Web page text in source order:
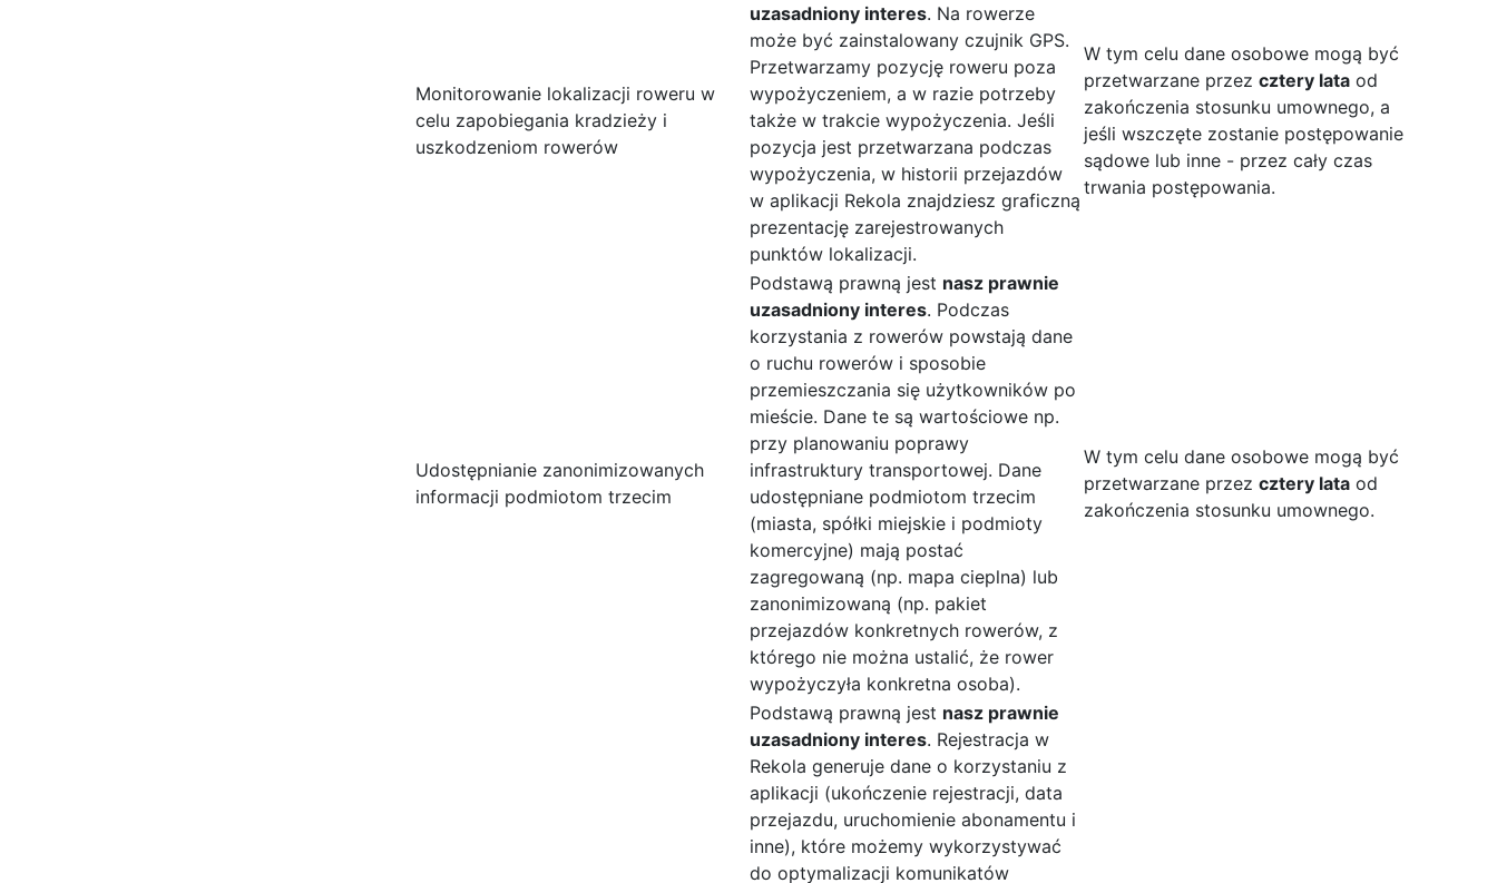
Monitorowanie lokalizacji roweru w
celu zapobiegania kradzieży i
uszkodzeniom rowerów
uzasadniony interes. Na rowerze
może być zainstalowany czujnik GPS.
Przetwarzamy pozycję roweru poza
wypożyczeniem, a w razie potrzeby
także w trakcie wypożyczenia. Jeśli
pozycja jest przetwarzana podczas
wypożyczenia, w historii przejazdów
w aplikacji Rekola znajdziesz graficzną
prezentację zarejestrowanych
punktów lokalizacji.
W tym celu dane osobowe mogą być
przetwarzane przez cztery lata od
zakończenia stosunku umownego, a
jeśli wszczęte zostanie postępowanie
sądowe lub inne - przez cały czas
trwania postępowania.
Udostępnianie zanonimizowanych
informacji podmiotom trzecim
Podstawą prawną jest nasz prawnie
uzasadniony interes. Podczas
korzystania z rowerów powstają dane
o ruchu rowerów i sposobie
przemieszczania się użytkowników po
mieście. Dane te są wartościowe np.
przy planowaniu poprawy
infrastruktury transportowej. Dane
udostępniane podmiotom trzecim
(miasta, spółki miejskie i podmioty
komercyjne) mają postać
zagregowaną (np. mapa cieplna) lub
zanonimizowaną (np. pakiet
przejazdów konkretnych rowerów, z
którego nie można ustalić, że rower
wypożyczyła konkretna osoba).
W tym celu dane osobowe mogą być
przetwarzane przez cztery lata od
zakończenia stosunku umownego.
Podstawą prawną jest nasz prawnie
uzasadniony interes. Rejestracja w
Rekola generuje dane o korzystaniu z
aplikacji (ukończenie rejestracji, data
przejazdu, uruchomienie abonamentu i
inne), które możemy wykorzystywać
do optymalizacji komunikatów